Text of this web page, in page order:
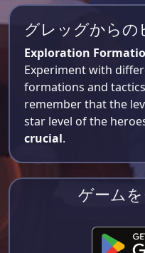
グレッグからの
Exploration
Experiment with
formations and
remember that the
star level of the
crucial.
ゲーム